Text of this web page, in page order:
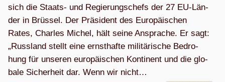
sich die Staats- und Regie­rungs­chefs der 27 EU-Län­
der in Brüs­sel. Der Prä­si­dent des Euro­päi­schen
Rates, Charles Michel, hält seine Anspra­che. Er sagt:
„Russ­land stellt eine ernst­hafte mili­tä­ri­sche Bedro­
hung für unse­ren euro­päi­schen Kon­ti­nent und die glo­
bale Sicher­heit dar. Wenn wir nicht…